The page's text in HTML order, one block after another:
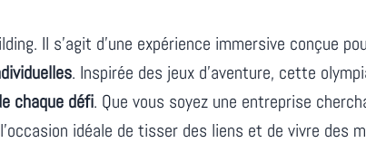
Il s’agit d’une expérience immersive conçue
. Inspirée des jeux d’aventure, cette
chaque défi. Que vous soyez une entreprise
idéale de tisser des liens et de vivre des